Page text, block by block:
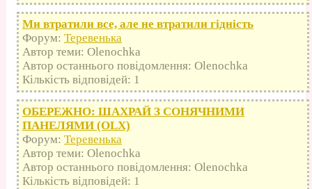
Ми втратили все, але не втратили гідність
Форум: Теревенька
Автор теми: Olenochka
Автор останнього повідомлення: Olenochka
Кількість відповідей: 1
ОБЕРЕЖНО: ШАХРАЙ З СОНЯЧНИМИ
ПАНЕЛЯМИ (OLX)
Форум: Теревенька
Автор теми: Olenochka
Автор останнього повідомлення: Olenochka
Кількість відповідей: 1